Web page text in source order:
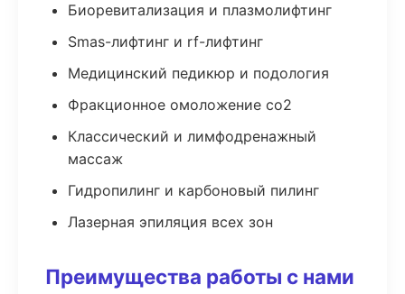
Биоревитализация и плазмолифтинг
Smas-лифтинг и rf-лифтинг
Медицинский педикюр и подология
Фракционное омоложение co2
Классический и лимфодренажный
массаж
Гидропилинг и карбоновый пилинг
Лазерная эпиляция всех зон
Преимущества работы с нами